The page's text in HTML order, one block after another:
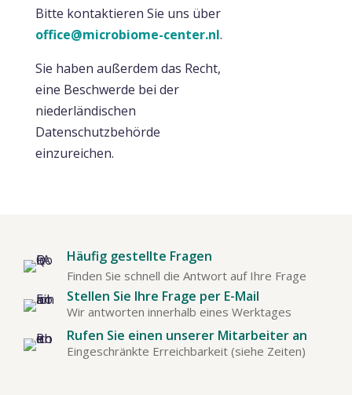
Bitte kontaktieren Sie uns über
office@microbiome-center.nl.
Sie haben außerdem das Recht,
eine Beschwerde bei der
niederländischen
Datenschutzbehörde
einzureichen.
Häufig gestellte Fragen
Finden Sie schnell die Antwort auf Ihre Frage
Stellen Sie Ihre Frage per E-Mail
Wir antworten innerhalb eines Werktages
Rufen Sie einen unserer Mitarbeiter an
Eingeschränkte Erreichbarkeit (siehe Zeiten)